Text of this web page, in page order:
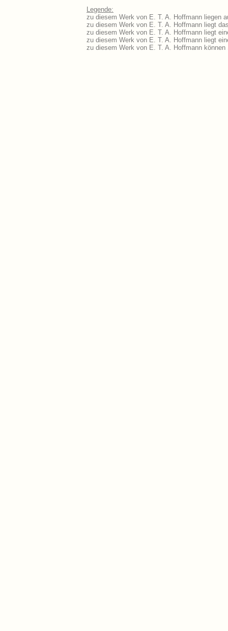
Legende:
zu diesem Werk von E. T. A. Hoffmann liegen
zu diesem Werk von E. T. A. Hoffmann liegt
zu diesem Werk von E. T. A. Hoffmann liegt
zu diesem Werk von E. T. A. Hoffmann liegt
zu diesem Werk von E. T. A. Hoffmann können